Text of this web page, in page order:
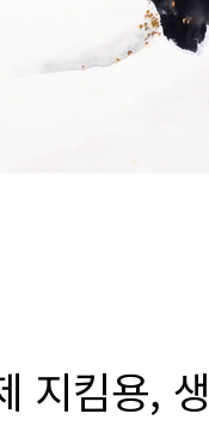
지킴용,